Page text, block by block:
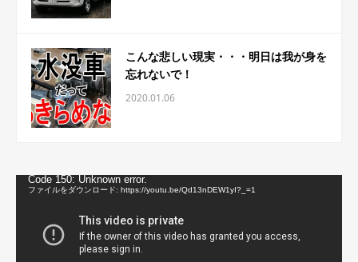
こんな悲しい現実・・・明日は我が身を
忘れないで！
2020.01.06
動Code 150: Unknown error.
ファイルをダウンロード: https://youtu.be/Qd13nDEW1yI?_=1